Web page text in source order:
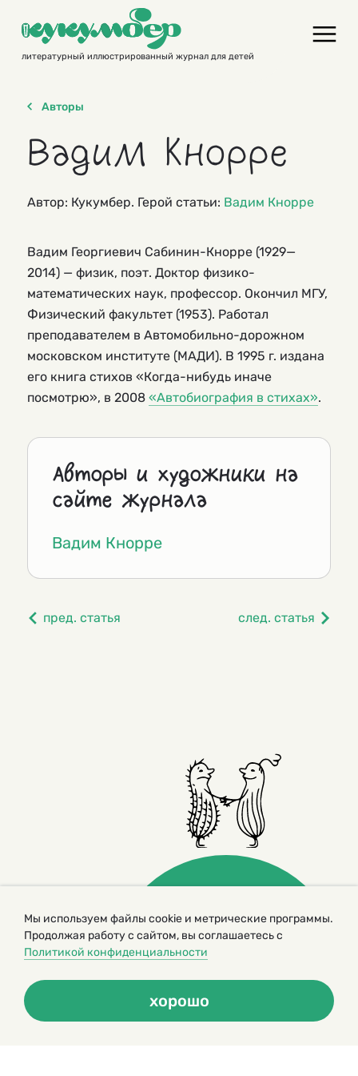
contentлитературный иллюстрированный журнал для детей
Авторы
Вадим Кнорре
Автор: Кукумбер. Герой статьи: Вадим Кнорре
Вадим Георгиевич Сабинин-Кнорре (1929—
2014) — физик, поэт. Доктор физико-
математических наук, профессор. Окончил МГУ,
Физический факультет (1953). Работал
преподавателем в Автомобильно-дорожном
московском институте (МАДИ). В 1995 г. издана
его книга стихов «Когда-нибудь иначе
посмотрю», в 2008 «Автобиография в стихах».
Авторы и художники на
сайте журнала
Вадим Кнорре
пред. статья след. статья
© 2000 – 2026. Кукумбер. Литературный иллюстрированный
журнал для детей
сайта
Политика конфиденциальности
Мы используем файлы cookie и метрические программы.
Продолжая работу с сайтом, вы соглашаетесь с
Политикой конфиденциальности
хорошо